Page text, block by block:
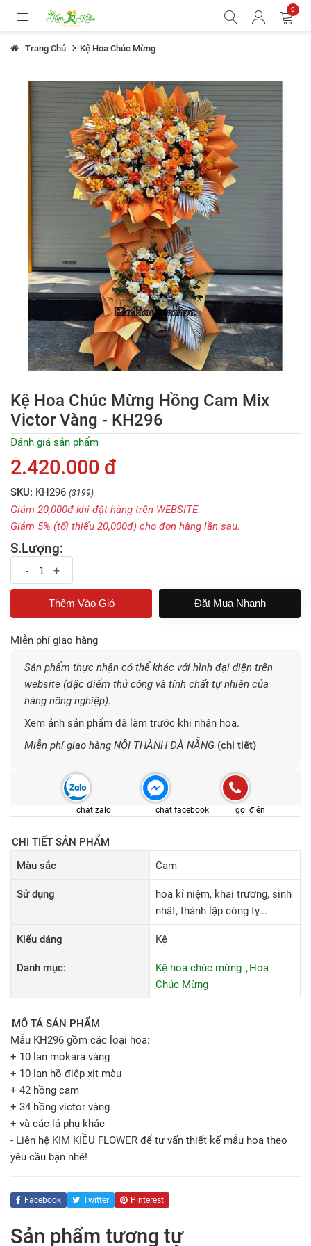
0
Trang Chủ Kệ Hoa Chúc Mừng
Kệ Hoa Chúc Mừng Hồng Cam Mix
Victor Vàng - KH296
Đánh giá sản phẩm
2.420.000 đ
SKU: KH296 (3199)
Giảm 20,000đ khi đặt hàng trên WEBSITE.
Giảm 5% (tối thiếu 20,000đ) cho đơn hàng lần sau.
S.Lượng:
- +
Đặt Mua Nhanh
Miễn phí giao hàng
Sản phẩm thực nhận có thể khác với hình đại diện trên
website (đặc điểm thủ công và tính chất tự nhiên của
hàng nông nghiệp).
Xem ảnh sản phẩm đã làm trước khi nhận hoa.
Miễn phí giao hàng NỘI THÀNH ĐÀ NẴNG (chi tiết)
chat zalo chat facebook gọi điện
CHI TIẾT SẢN PHẨM
Màu sắc
Cam
Sử dụng
hoa kỉ niệm, khai trương, sinh
nhật, thành lập công ty...
Kiểu dáng Kệ
Danh mục: Kệ hoa chúc mừng
Hoa
Chúc Mừng
MÔ TẢ SẢN PHẨM
Mẫu KH296 gồm các loại hoa:
+ 10 lan mokara vàng
+ 10 lan hồ điệp xịt màu
+ 42 hồng cam
+ 34 hồng victor vàng
+ và các lá phụ khác
- Liên hệ KIM KIỀU FLOWER để tư vấn thiết kế mẫu hoa theo
yêu cầu bạn nhé!
Facebook Twitter Pinterest
Sản phẩm tương tự